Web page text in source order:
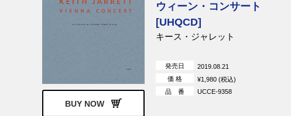
BUY NOW
ウィーン・コンサート
[UHQCD]
キース・ジャレット
発売日
2019.08.21
価 格
¥1,980 (税込)
品 番
UCCE-9358